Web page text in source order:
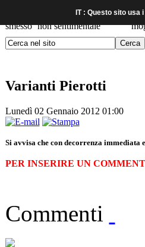
Varianti Pierotti
Lunedì 02 Gennaio 2012 01:00
Si avvisa che con decorrenza immediata
PER INSERIRE UN
Commenti
IT : Questo sito usa